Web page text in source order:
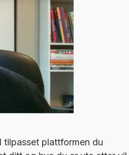
tilpasset plattformen du